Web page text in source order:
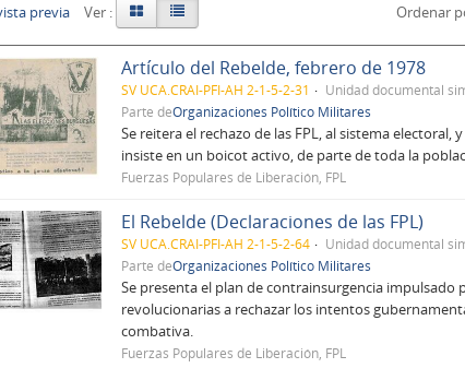
previa Ver : Ordenar
Artículo del Rebelde, febrero de 1978
SV UCA.CRAI-PFI-AH 2-1-5-2-31 Unidad documental
Parte deOrganizaciones Político Militares
Se reitera el rechazo de las FPL, al sistema
insiste en un boicot activo, de parte de toda la
Fuerzas Populares de Liberación, FPL
El Rebelde (Declaraciones de las FPL)
SV UCA.CRAI-PFI-AH 2-1-5-2-64 Unidad documental
Parte deOrganizaciones Político Militares
Se presenta el plan de contrainsurgencia impulsado
revolucionarias a rechazar los intentos
combativa.
Fuerzas Populares de Liberación, FPL